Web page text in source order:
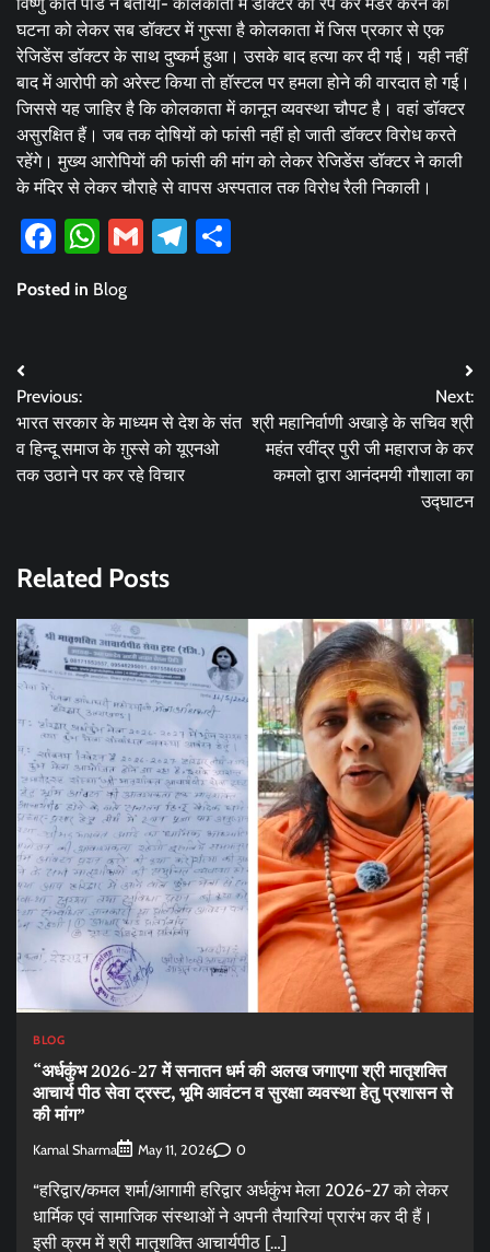
घटना को लेकर सब डॉक्टर में गुस्सा है कोलकाता में जिस प्रकार से एक
रेजिडेंस डॉक्टर के साथ दुष्कर्म हुआ। उसके बाद हत्या कर दी गई। यही नहीं
बाद में आरोपी को अरेस्ट किया तो हॉस्टल पर हमला होने की वारदात हो गई।
जिससे यह जाहिर है कि कोलकाता में कानून व्यवस्था चौपट है। वहां डॉक्टर
असुरक्षित हैं। जब तक दोषियों को फांसी नहीं हो जाती डॉक्टर विरोध करते
रहेंगे। मुख्य आरोपियों की फांसी की मांग को लेकर रेजिडेंस डॉक्टर ने काली
के मंदिर से लेकर चौराहे से वापस अस्पताल तक विरोध रैली निकाली।
Facebook
WhatsApp
GmailTelegram
Posted in Blog
Post
navigation
Previous:
भारत सरकार के माध्यम से देश के संत
व हिन्दू समाज के ग़ुस्से को यूएनओ
तक उठाने पर कर रहे विचार
Next:
श्री महानिर्वाणी अखाड़े के सचिव श्री
महंत रवींद्र पुरी जी महाराज के कर
कमलो द्वारा आनंदमयी गौशाला का
उद्घाटन
Related Posts
BLOG
“अर्धकुंभ 2026-27 में सनातन धर्म की अलख जगाएगा श्री मातृशक्ति
आचार्य पीठ सेवा ट्रस्ट, भूमि आवंटन व सुरक्षा व्यवस्था हेतु प्रशासन से
की मांग”
Kamal Sharma May 11, 2026 0
“हरिद्वार/कमल शर्मा/आगामी हरिद्वार अर्धकुंभ मेला 2026-27 को लेकर
धार्मिक एवं सामाजिक संस्थाओं ने अपनी तैयारियां प्रारंभ कर दी हैं।
इसी क्रम में श्री मातृशक्ति आचार्यपीठ […]